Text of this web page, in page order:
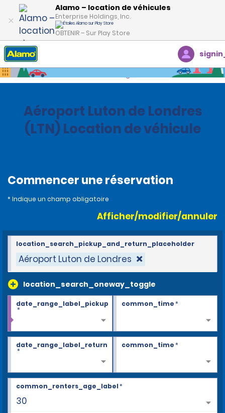
Alamo – location de véhicules
Enterprise Holdings, Inc.
OBTENIR – Sur Play Store
Accueil Succursales
Aéroport Luton de Londres
(LTN) Location de véhicule
Commencer une réservation
* Indique un champ obligatoire
Afficher/modifier/annuler
Aéroport Luton de Londres
location_search_oneway_toggle
location_search_pickup_and_return_placeholder
date_range_label_pickup
*
common_time*
date_range_label_return
*
common_time*
30
common_renters_age_label*